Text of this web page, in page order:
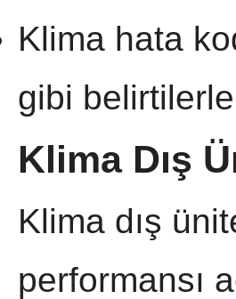
Klima hata
gibi
Klima Dış
Klima dış
performansı